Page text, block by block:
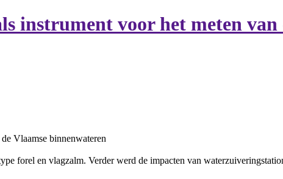
instrument voor het meten van
Vlaamse binnenwateren
forel en vlagzalm. Verder werd de impacten van